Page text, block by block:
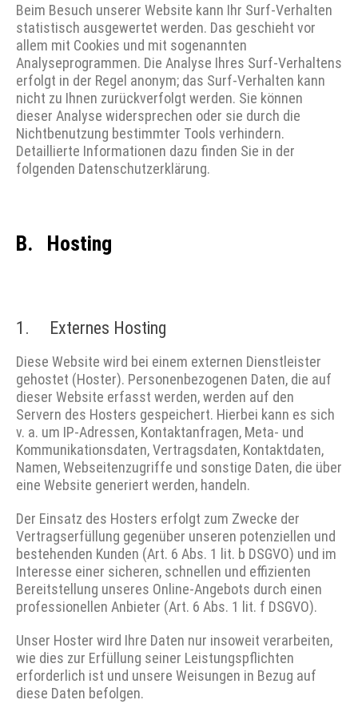
Beim Besuch unserer Website kann Ihr Surf-Verhalten
statistisch ausgewertet werden. Das geschieht vor
allem mit Cookies und mit sogenannten
Analyseprogrammen. Die Analyse Ihres Surf-Verhaltens
erfolgt in der Regel anonym; das Surf-Verhalten kann
nicht zu Ihnen zurückverfolgt werden. Sie können
dieser Analyse widersprechen oder sie durch die
Nichtbenutzung bestimmter Tools verhindern.
Detaillierte Informationen dazu finden Sie in der
folgenden Datenschutzerklärung.
B. Hosting
1. Externes Hosting
Diese Website wird bei einem externen Dienstleister
gehostet (Hoster). Personenbezogenen Daten, die auf
dieser Website erfasst werden, werden auf den
Servern des Hosters gespeichert. Hierbei kann es sich
v. a. um IP-Adressen, Kontaktanfragen, Meta- und
Kommunikationsdaten, Vertragsdaten, Kontaktdaten,
Namen, Webseitenzugriffe und sonstige Daten, die über
eine Website generiert werden, handeln.
Der Einsatz des Hosters erfolgt zum Zwecke der
Vertragserfüllung gegenüber unseren potenziellen und
bestehenden Kunden (Art. 6 Abs. 1 lit. b DSGVO) und im
Interesse einer sicheren, schnellen und effizienten
Bereitstellung unseres Online-Angebots durch einen
professionellen Anbieter (Art. 6 Abs. 1 lit. f DSGVO).
Unser Hoster wird Ihre Daten nur insoweit verarbeiten,
wie dies zur Erfüllung seiner Leistungspflichten
erforderlich ist und unsere Weisungen in Bezug auf
diese Daten befolgen.